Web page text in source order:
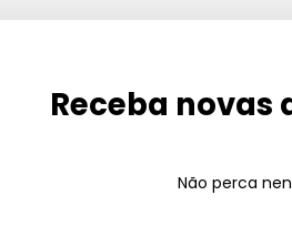
Receba novas
Não perca